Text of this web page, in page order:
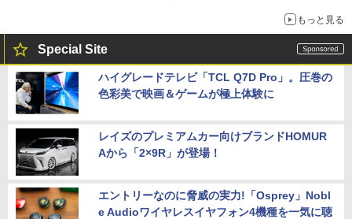
もっと見る
Special Site
ハイグレードテレビ「TCL Q7D Pro」。圧巻の
色彩美で映画＆ゲームが極上体験に
レイズのプレミアムカー向けブランドHOMUR
Aから「2×9R」が登場！
エントリーなのに脅威の実力!「Osprey」Nobl
e Audioワイヤレスイヤフォン4機種を一気に聴